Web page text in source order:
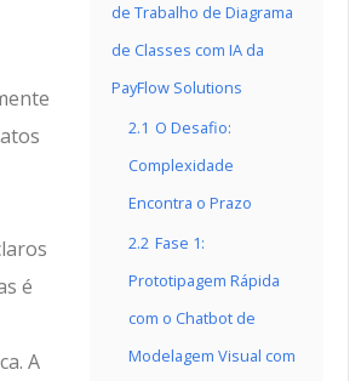
de Trabalho de Diagrama
de Classes com IA da
PayFlow Solutions
2.1 O Desafio:
Complexidade
Encontra o Prazo
2.2 Fase 1:
Prototipagem Rápida
com o Chatbot de
Modelagem Visual com
é
A